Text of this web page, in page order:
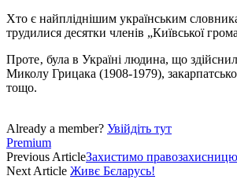
Хто є найпліднішим українським
трудилися десятки членів „Київської
Проте‚ була в Україні людина, що
Миколу Грицака (1908-1979),
тощо.
Already a member? Увійдіть тут
Premium
Previous ArticleЗахистимо
Next Article Живє Бєларусь!